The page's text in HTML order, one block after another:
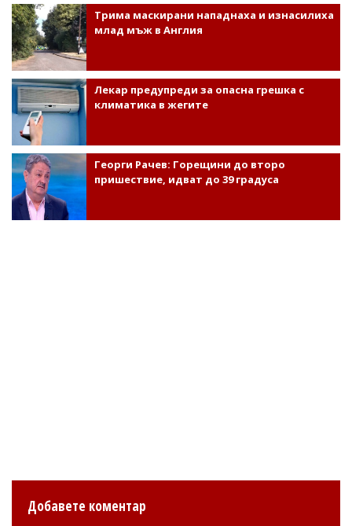
Трима маскирани нападнаха и изнасилиха
млад мъж в Англия
Лекар предупреди за опасна грешка с
климатика в жегите
Георги Рачев: Горещини до второ
пришествие, идват до 39 градуса
Добавете коментар